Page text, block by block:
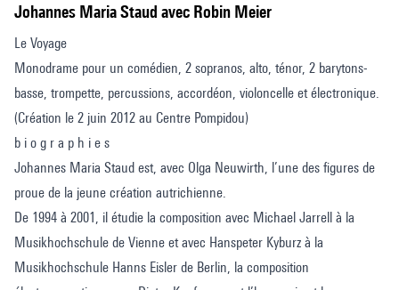
Johannes Maria Staud avec Robin Meier
Le Voyage
Monodrame pour un comédien, 2 sopranos, alto, ténor, 2 barytons-
basse, trompette, percussions, accordéon, violoncelle et électronique.
(Création le 2 juin 2012 au Centre Pompidou)
b i o g r a p h i e s
Johannes Maria Staud est, avec Olga Neuwirth, l’une des figures de
proue de la jeune création autrichienne.
De 1994 à 2001, il étudie la composition avec Michael Jarrell à la
Musikhochschule de Vienne et avec Hanspeter Kyburz à la
Musikhochschule Hanns Eisler de Berlin, la composition